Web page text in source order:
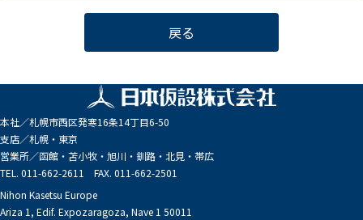
戻る
本社／札幌市西区発寒16条14丁目6-50
支店／札幌・東京
営業所／函館・苫小牧・旭川・釧路・北見・帯広
TEL. 011-662-2611 FAX. 011-662-2501
Nihon Kasetsu Europe
Ariza 1, Edif. Expozaragoza, Nave 1 50011